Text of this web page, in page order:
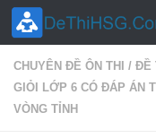
Skip to content
CHUYÊN ĐỀ ÔN THI / ĐỀ
GIỎI LỚP 6 CÓ ĐÁP ÁN
VÒNG TỈNH